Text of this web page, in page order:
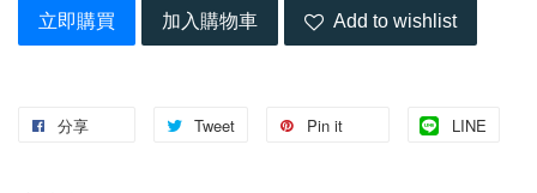
立即購買 加入購物車 Add to wishlist
分享 Tweet Pin it LINE